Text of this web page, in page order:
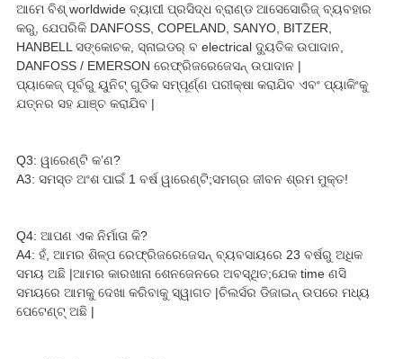
ଆମେ ବିଶ୍ worldwide ବ୍ୟାପୀ ପ୍ରସିଦ୍ଧ ବ୍ରାଣ୍ଡ ଆସେସୋରିଜ୍ ବ୍ୟବହାର
କରୁ, ଯେପରିକି DANFOSS, COPELAND, SANYO, BITZER,
HANBELL ସଙ୍କୋଚକ, ସ୍ନାଇଡର୍ ବ electrical ଦ୍ୟୁତିକ ଉପାଦାନ,
DANFOSS / EMERSON ରେଫ୍ରିଜରେଜେସନ୍ ଉପାଦାନ |
ପ୍ୟାକେଜ୍ ପୂର୍ବରୁ ୟୁନିଟ୍ ଗୁଡିକ ସମ୍ପୂର୍ଣ୍ଣ ପରୀକ୍ଷା କରାଯିବ ଏବଂ ପ୍ୟାକିଂକୁ
ଯତ୍ନର ସହ ଯାଞ୍ଚ କରାଯିବ |
Q3: ୱାରେଣ୍ଟି କ’ଣ?
A3: ସମସ୍ତ ଅଂଶ ପାଇଁ 1 ବର୍ଷ ୱାରେଣ୍ଟି;ସମଗ୍ର ଜୀବନ ଶ୍ରମ ମୁକ୍ତ!
Q4: ଆପଣ ଏକ ନିର୍ମାତା କି?
A4: ହଁ, ଆମର ଶିଳ୍ପ ରେଫ୍ରିଜରେଜେସନ୍ ବ୍ୟବସାୟରେ 23 ବର୍ଷରୁ ଅଧିକ
ସମୟ ଅଛି |ଆମର କାରଖାନା ଶେନଜେନରେ ଅବସ୍ଥିତ;ଯେକ time ଣସି
ସମୟରେ ଆମକୁ ଦେଖା କରିବାକୁ ସ୍ୱାଗତ |ଚିଲର୍ସର ଡିଜାଇନ୍ ଉପରେ ମଧ୍ୟ
ପେଟେଣ୍ଟ୍ ଅଛି |